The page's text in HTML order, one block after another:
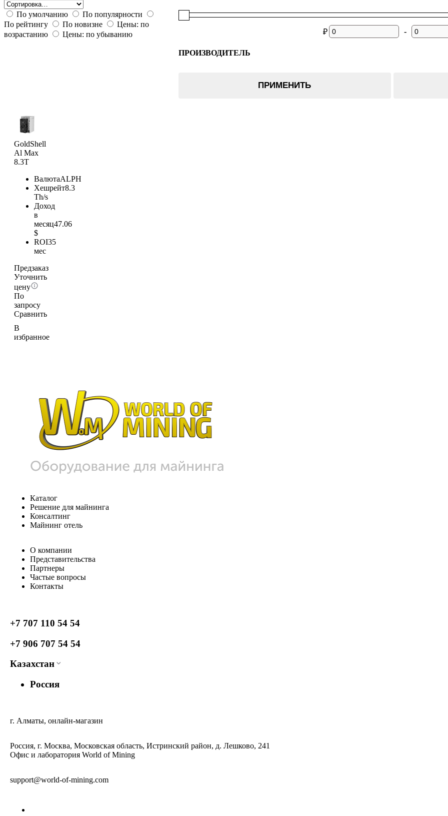
По умолчанию
По популярности
По рейтингу
По новизне
Цены: по
возрастанию
Цены: по убыванию ₽ -
ПРОИЗВОДИТЕЛЬ
ПРИМЕНИТЬ
GoldShell
Al Max
8.3T
ВалютаALPH
Хешрейт8.3
Th/s
Доход
в
месяц47.06
$
ROI35
мес
Предзаказ
Уточнить
цену
По
запросу
Сравнить
В
избранное
Каталог
Решение для майнинга
Консалтинг
Майнинг отель
О компании
Представительства
Партнеры
Частые вопросы
Контакты
+7 707 110 54 54
+7 906 707 54 54
Казахстан
Россия
г. Алматы, онлайн-магазин
Россия, г. Москва, Московская область, Истринский район, д. Лешково, 241
Офис и лаборатория World of Mining
support@world-of-mining.com